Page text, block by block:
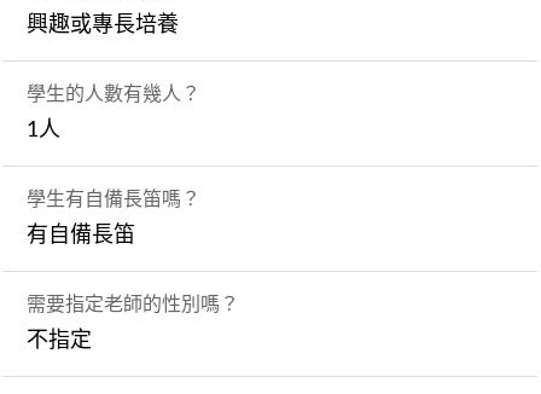
興趣或專長培養
學生的人數有幾人？
1人
學生有自備長笛嗎？
有自備長笛
需要指定老師的性別嗎？
不指定